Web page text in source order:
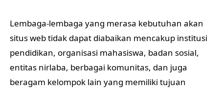
Lembaga-lembaga yang merasa kebutuhan akan
situs web tidak dapat diabaikan mencakup institusi
pendidikan, organisasi mahasiswa, badan sosial,
entitas nirlaba, berbagai komunitas, dan juga
beragam kelompok lain yang memiliki tujuan